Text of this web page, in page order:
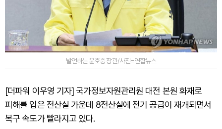
발언하는 윤호중 장관/사진=연합뉴스
[더파워 이우영 기자] 국가정보자원관리원 대전 본원 화재로
피해를 입은 전산실 가운데 8전산실에 전기 공급이 재개되면서
복구 속도가 빨라지고 있다.